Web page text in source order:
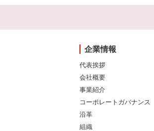
企業情報
代表挨拶
会社概要
事業紹介
コーポレートガバナンス
沿革
組織